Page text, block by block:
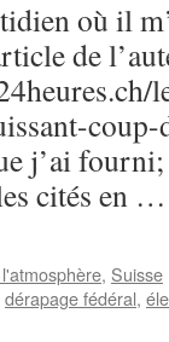
où il
de
coup-
j’ai
cités en
, Suisse
dérapage fédéral,